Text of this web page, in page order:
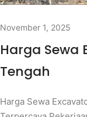
November 1, 2025
Harga Sewa
Tengah
Harga Sewa